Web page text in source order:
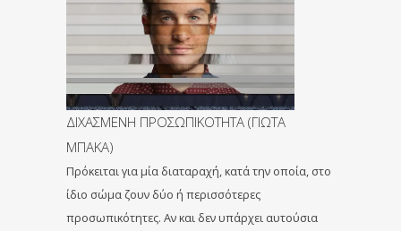
ΔΙΧΑΣΜΕΝΗ ΠΡΟΣΩΠΙΚΟΤΗΤΑ (ΓΙΩΤΑ
ΜΠΑΚΑ)
Πρόκειται για μία διαταραχή, κατά την οποία, στο
ίδιο σώμα ζουν δύο ή περισσότερες
προσωπικότητες. Αν και δεν υπάρχει αυτούσια